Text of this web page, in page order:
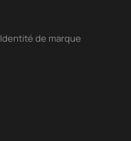
Identité de marque